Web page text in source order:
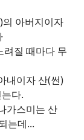
아버지이자
려질 때마다 무
내이자 산(썬)
다.
가스미는 산
는데...